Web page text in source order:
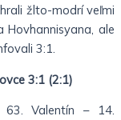
žlto-modrí veľmi
ale
3:1.
3:1 (2:1)
Valentín – 14.